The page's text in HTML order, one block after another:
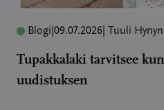
Blogi 09.07.2026 | Tuuli
Tupakkalaki tarvitsee
uudistuksen